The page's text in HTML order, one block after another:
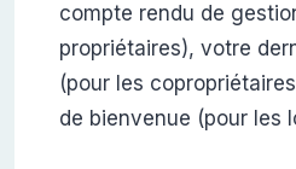
compte rendu de
propriétaires), votre
(pour les
de bienvenue (pour les